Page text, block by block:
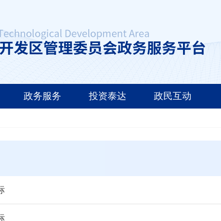
政务服务 投资泰达 政民互动